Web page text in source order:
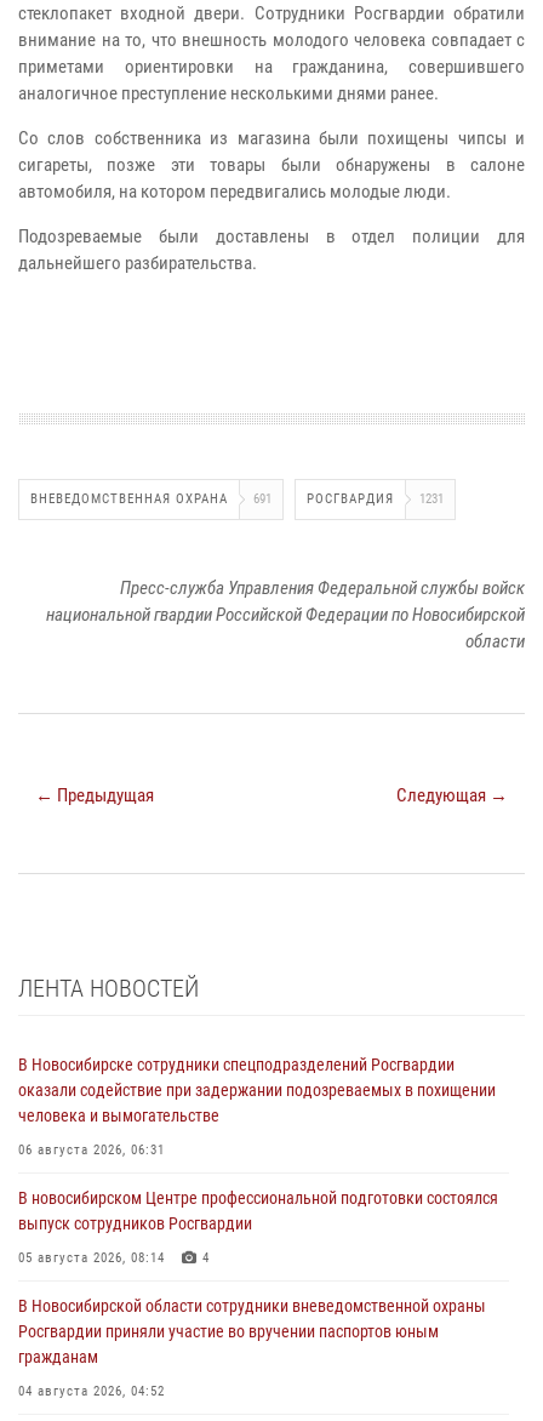
стеклопакет входной двери. Сотрудники Росгвардии обратили
внимание на то, что внешность молодого человека совпадает с
приметами ориентировки на гражданина, совершившего
аналогичное преступление несколькими днями ранее.
Со слов собственника из магазина были похищены чипсы и
сигареты, позже эти товары были обнаружены в салоне
автомобиля, на котором передвигались молодые люди.
Подозреваемые были доставлены в отдел полиции для
дальнейшего разбирательства.
ВНЕВЕДОМСТВЕННАЯ ОХРАНА 691 РОСГВАРДИЯ 1231
Пресс-служба Управления Федеральной службы войск
национальной гвардии Российской Федерации по Новосибирской
области
← Предыдущая Следующая →
ЛЕНТА НОВОСТЕЙ
В Новосибирске сотрудники спецподразделений Росгвардии
оказали содействие при задержании подозреваемых в похищении
человека и вымогательстве
06 августа 2026, 06:31
В новосибирском Центре профессиональной подготовки состоялся
выпуск сотрудников Росгвардии
05 августа 2026, 08:14 4
В Новосибирской области сотрудники вневедомственной охраны
Росгвардии приняли участие во вручении паспортов юным
гражданам
04 августа 2026, 04:52